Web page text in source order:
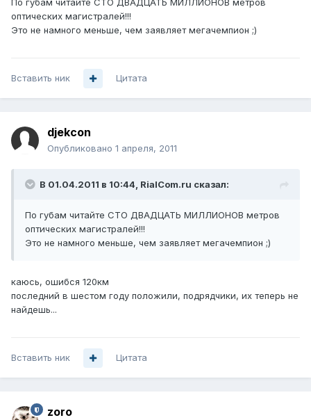
По губам читайте СТО ДВАДЦАТЬ МИЛЛИОНОВ метров
оптических магистралей!!!
Это не намного меньше, чем заявляет мегачемпион ;)
Вставить ник Цитата
djekcon
Опубликовано 1 апреля, 2011
В 01.04.2011 в 10:44, RialCom.ru сказал:
По губам читайте СТО ДВАДЦАТЬ МИЛЛИОНОВ метров
оптических магистралей!!!
Это не намного меньше, чем заявляет мегачемпион ;)
каюсь, ошибся 120км
последний в шестом году положили, подрядчики, их теперь не
найдешь...
Вставить ник Цитата
zoro